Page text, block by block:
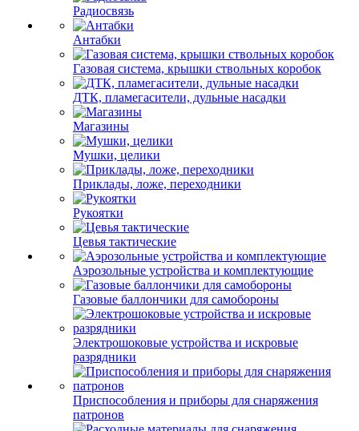
Радиосвязь
Антабки
Газовая система, крышки ствольных коробок
ДТК, пламегасители, дульные насадки
Магазины
Мушки, целики
Приклады, ложе, переходники
Рукоятки
Цевья тактические
Аэрозольные устройства и комплектующие
Газовые баллончики для самобороны
Электрошоковые устройства и искровые
разрядники
Приспособления и приборы для снаряжения
патронов